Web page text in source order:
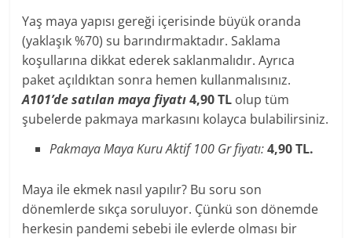
Yaş maya yapısı gereği içerisinde büyük oranda
(yaklaşık %70) su barındırmaktadır. Saklama
koşullarına dikkat ederek saklanmalıdır. Ayrıca
paket açıldıktan sonra hemen kullanmalısınız.
A101’de satılan maya fiyatı4,90 TL olup tüm
şubelerde pakmaya markasını kolayca bulabilirsiniz.
Pakmaya Maya Kuru Aktif 100 Gr fiyatı: 4,90 TL.
Maya ile ekmek nasıl yapılır? Bu soru son
dönemlerde sıkça soruluyor. Çünkü son dönemde
herkesin pandemi sebebi ile evlerde olması bir